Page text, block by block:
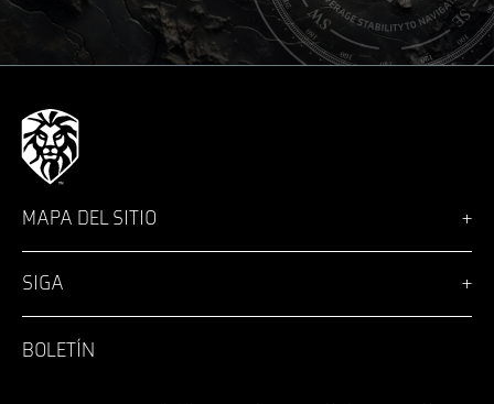
MAPA DEL SITIO
Visión
Soluciones
Noticias
Carreras profesionales
Inicio de sesión
SIGA
Facebook
LinkedIn
Instagram
BOLETÍN